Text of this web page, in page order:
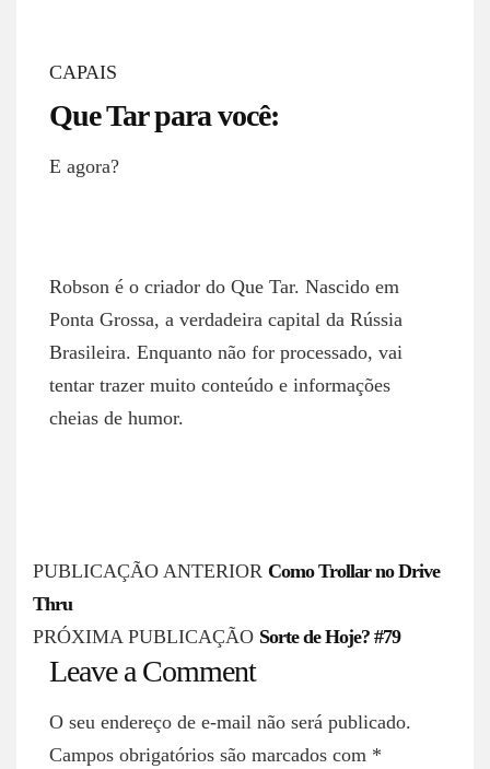
CAPAIS
Que Tar para você:
E agora?
Robson é o criador do Que Tar. Nascido em
Ponta Grossa, a verdadeira capital da Rússia
Brasileira. Enquanto não for processado, vai
tentar trazer muito conteúdo e informações
cheias de humor.
P
o
s
PUBLICAÇÃO ANTERIOR Como Trollar no Drive
Thru
PRÓXIMA PUBLICAÇÃO Sorte de Hoje? #79
Leave a Comment
O seu endereço de e-mail não será publicado.
Campos obrigatórios são marcados com *